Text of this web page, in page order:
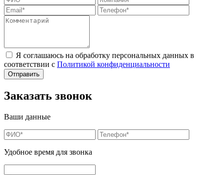
Я соглашаюсь на обработку персональных данных в
соответствии с Политикой конфиденциальности
Заказать звонок
Ваши данные
Удобное время для звонка